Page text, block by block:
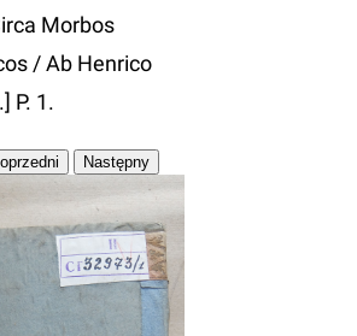
Morbos
/ Ab Henrico
P. 1.